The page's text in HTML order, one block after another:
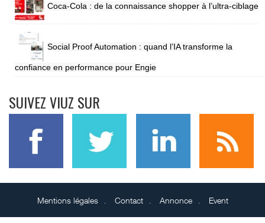
Coca-Cola : de la connaissance shopper à l’ultra-ciblage
Social Proof Automation : quand l’IA transforme la
confiance en performance pour Engie
SUIVEZ VIUZ SUR
Mentions légales Contact Annonce Event